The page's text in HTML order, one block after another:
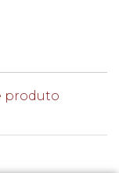
produto